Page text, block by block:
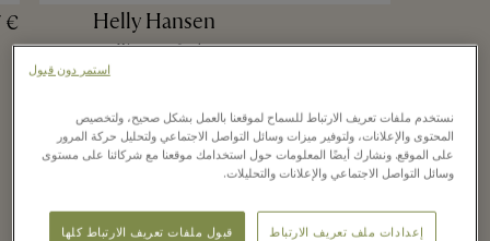
€ Helly Hansen
Waterproof jacket
Trends making waves this
autumn
نستخدم ملفات تعريف الارتباط للسماح لموقعنا بالعمل بشكل صحيح، ولتخصيص
المحتوى والإعلانات، ولتوفير ميزات وسائل التواصل الاجتماعي ولتحليل حركة المرور
على الموقع. ونشارك أيضًا المعلومات حول استخدامك موقعنا مع شركائنا على مستوى
وسائل التواصل الاجتماعي والإعلانات والتحليلات.
إعدادات ملف تعريف الارتباط قبول ملفات تعريف الارتباط كلها
استمر دون قبول